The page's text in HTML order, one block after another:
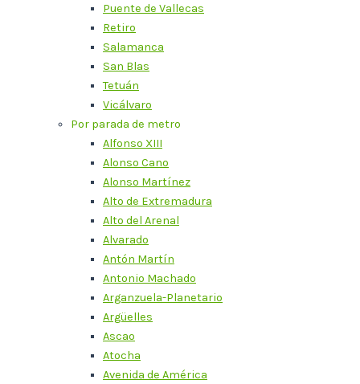
Puente de Vallecas
Retiro
Salamanca
San Blas
Tetuán
Vicálvaro
Por parada de metro
Alfonso XIII
Alonso Cano
Alonso Martínez
Alto de Extremadura
Alto del Arenal
Alvarado
Antón Martín
Antonio Machado
Arganzuela-Planetario
Argüelles
Ascao
Atocha
Avenida de América